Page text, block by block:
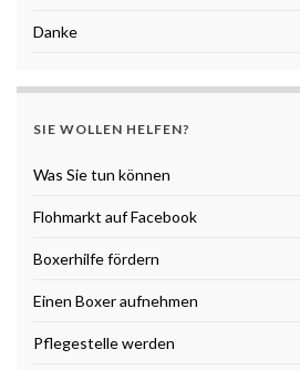
Danke
SIE WOLLEN HELFEN?
Was Sie tun können
Flohmarkt auf Facebook
Boxerhilfe fördern
Einen Boxer aufnehmen
Pflegestelle werden